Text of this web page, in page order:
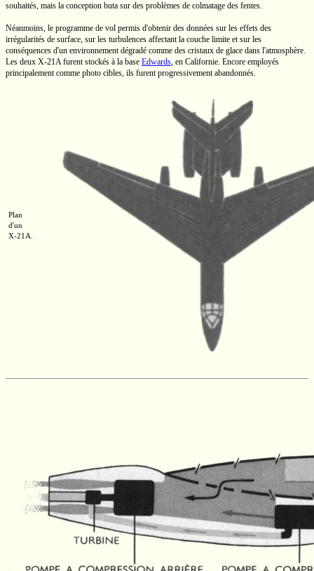
souhaités, mais la conception buta sur des problèmes de colmatage des fentes.
Néanmoins, le programme de vol permis d'obtenir des données sur les effets des
irrégularités de surface, sur les turbulences affectant la couche limite et sur les
conséquences d'un environnement dégradé comme des cristaux de glace dans l'atmosphère.
Les deux X-21Afurent stockés à la base Edwards, en Californie. Encore employés
principalement comme photo cibles, ils furent progressivement abandonnés.
Plan
d'un
X-21A.